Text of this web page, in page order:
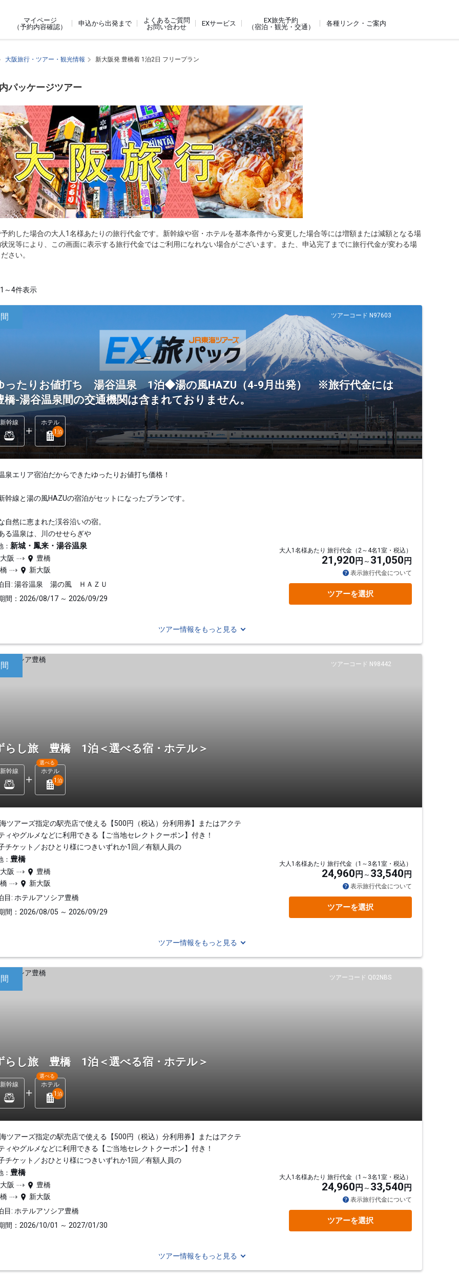
マイページ
（予約内容確認）
申込から出発まで
よくあるご質問
お問い合わせ
EXサービス
EX旅先予約
（宿泊・観光・交通）
各種リンク・ご案内
大阪旅行・ツアー・観光情報 新大阪発 豊橋着 1泊2日 フリープラン
パッケージツアー
約した場合の大人1名様あたりの旅行代金です。新幹線や宿・ホテルを基本条件から変更した場合等には増額または減額となる場
況等により、この画面に表示する旅行代金ではご利用になれない場合がございます。また、申込完了までに旅行代金が変わる場
さい。
1～4件表示
ツアーコード N97603
ったりお値打ち 湯谷温泉 1泊◆湯の風HAZU（4-9月出発） ※旅行代金には
橋-湯谷温泉間の交通機関は含まれておりません。
新幹線
ホテル
1 泊
泉エリア宿泊だからできたゆったりお値打ち価格！
幹線と湯の風HAZUの宿泊がセットになったプランです。
自然に恵まれた渓谷沿いの宿。
る温泉は、川のせせらぎや
： 新城・鳳来・湯谷温泉
阪
豊橋
新大阪
目: 湯谷温泉 湯の風 ＨＡＺＵ
間：2026/08/17 ～ 2026/09/29
大人1名様あたり 旅行代金（2～4名1室・税込）
21,920 円 31,050 円
表示旅行代金について
ツアーを選択
ツアー情報をもっと見る
ツアーコード N98442
らし旅 豊橋 1泊＜選べる宿・ホテル＞
新幹線 ホテル
選べる
1 泊
ツアーズ指定の駅売店で使える【500円（税込）分利用券】またはアクテ
ィやグルメなどに利用できる【ご当地セレクトクーポン】付き！
チケット／おひとり様につきいずれか1回／有額人員の
： 豊橋
阪
豊橋
新大阪
目: ホテルアソシア豊橋
間：2026/08/05 ～ 2026/09/29
大人1名様あたり 旅行代金（1～3名1室・税込）
24,960 円 33,540 円
表示旅行代金について
ツアーを選択
ツアー情報をもっと見る
ツアーコード Q02NBS
らし旅 豊橋 1泊＜選べる宿・ホテル＞
新幹線 ホテル
選べる
1 泊
ツアーズ指定の駅売店で使える【500円（税込）分利用券】またはアクテ
ィやグルメなどに利用できる【ご当地セレクトクーポン】付き！
チケット／おひとり様につきいずれか1回／有額人員の
： 豊橋
阪
豊橋
新大阪
目: ホテルアソシア豊橋
間：2026/10/01 ～ 2027/01/30
大人1名様あたり 旅行代金（1～3名1室・税込）
24,960 円 33,540 円
表示旅行代金について
ツアーを選択
ツアー情報をもっと見る